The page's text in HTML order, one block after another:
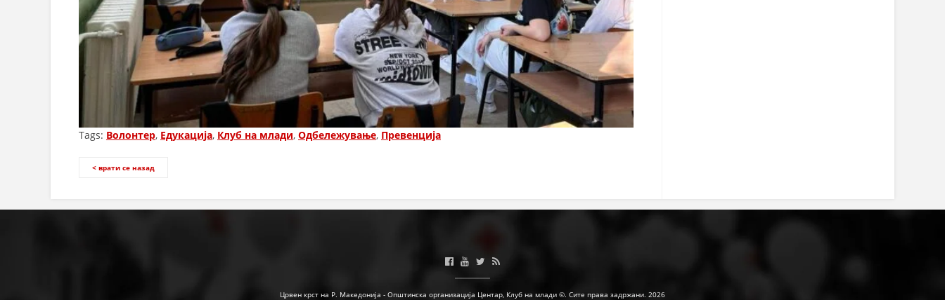
Tags: Волонтер, Едукација, Клуб на млади, Одбележување, Превенција
< врати се назад
Црвен крст на Р. Македонија - Општинска организација Центар, Клуб на млади ©. Сите права задржани. 2026